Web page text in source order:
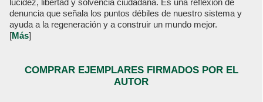
lucidez, libertad y solvencia ciudadana. Es una reflexión de
denuncia que señala los puntos débiles de nuestro sistema y
ayuda a la regeneración y a construir un mundo mejor.
[Más]
COMPRAR EJEMPLARES FIRMADOS POR EL
AUTOR